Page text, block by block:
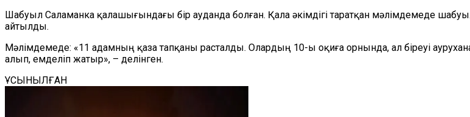
Шабуыл Саламанка қалашығындағы бір ауданда болған. Қала әкімдігі таратқан мәлімдемеде
айтылды.
Мәлімдемеде: «11 адамның қаза тапқаны расталды. Олардың 10-ы оқиға орнында, ал біреуі
алып, емделіп жатыр», – делінген.
ҰСЫНЫЛҒАН